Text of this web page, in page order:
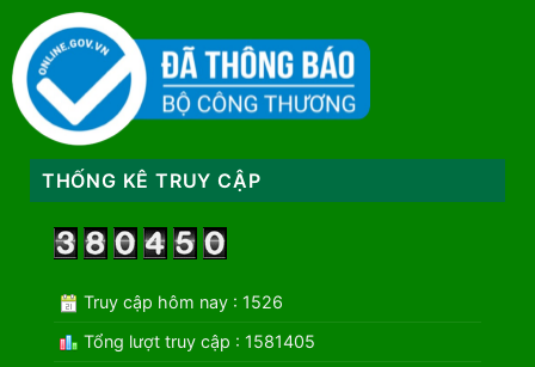
THỐNG KÊ TRUY CẬP
Truy cập hôm nay : 1526
Tổng lượt truy cập : 1581405